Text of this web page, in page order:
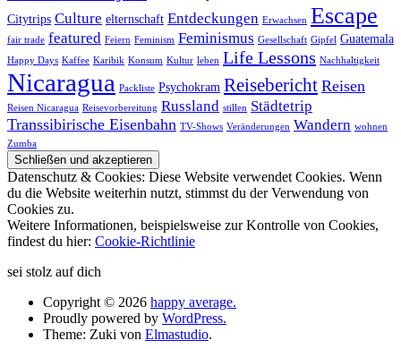
Citytrips Culture elternschaft Entdeckungen Erwachsen Escape
fair trade featured Feiern Feminism Feminismus Gesellschaft Gipfel Guatemala
Happy Days Kaffee Karibik Konsum Kultur leben Life Lessons Nachhaltigkeit
Nicaragua Packliste Psychokram Reisebericht Reisen
Reisen Nicaragua Reisevorbereitung Russland stillen Städtetrip
Transsibirische Eisenbahn TV-Shows Veränderungen Wandern wohnen
Zumba
Datenschutz & Cookies: Diese Website verwendet Cookies. Wenn
du die Website weiterhin nutzt, stimmst du der Verwendung von
Cookies zu.
Weitere Informationen, beispielsweise zur Kontrolle von Cookies,
findest du hier: Cookie-Richtlinie
sei stolz auf dich
Copyright © 2026 happy average.
Proudly powered by WordPress.
Theme: Zuki von Elmastudio.